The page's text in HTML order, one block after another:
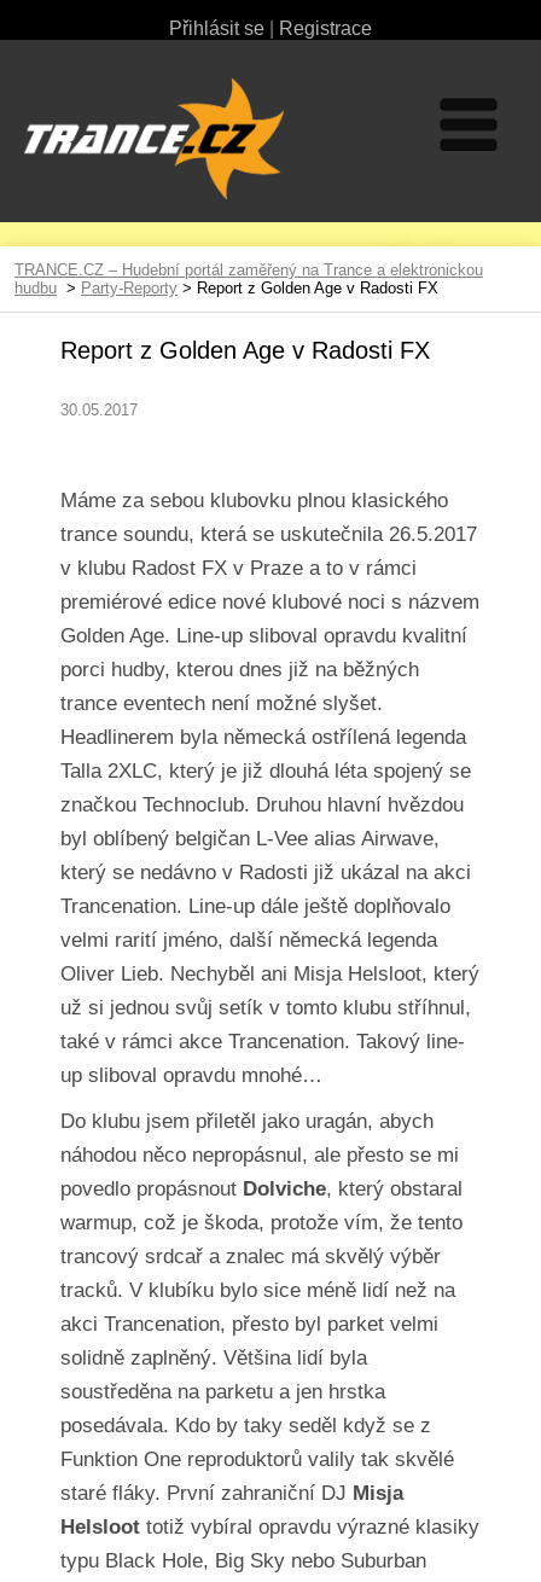
Přihlásit se Registrace
TRANCE.CZ – Hudební portál zaměřený na Trance a elektronickou
hudbu > Party-Reporty > Report z Golden Age v Radosti FX
Report z Golden Age v Radosti FX
30.05.2017
Máme za sebou klubovku plnou klasického
trance soundu, která se uskutečnila 26.5.2017
v klubu Radost FX v Praze a to v rámci
premiérové edice nové klubové noci s názvem
Golden Age. Line-up sliboval opravdu kvalitní
porci hudby, kterou dnes již na běžných
trance eventech není možné slyšet.
Headlinerem byla německá ostřílená legenda
Talla 2XLC, který je již dlouhá léta spojený se
značkou Technoclub. Druhou hlavní hvězdou
byl oblíbený belgičan L-Vee alias Airwave,
který se nedávno v Radosti již ukázal na akci
Trancenation. Line-up dále ještě doplňovalo
velmi rarití jméno, další německá legenda
Oliver Lieb. Nechyběl ani Misja Helsloot, který
už si jednou svůj setík v tomto klubu stříhnul,
také v rámci akce Trancenation. Takový line-
up sliboval opravdu mnohé…
Do klubu jsem přiletěl jako uragán, abych
náhodou něco nepropásnul, ale přesto se mi
povedlo propásnout Dolviche, který obstaral
warmup, což je škoda, protože vím, že tento
trancový srdcař a znalec má skvělý výběr
tracků. V klubíku bylo sice méně lidí než na
akci Trancenation, přesto byl parket velmi
solidně zaplněný. Většina lidí byla
soustředěna na parketu a jen hrstka
posedávala. Kdo by taky seděl když se z
Funktion One reproduktorů valily tak skvělé
staré fláky. První zahraniční DJ Misja
Helsloot totiž vybíral opravdu výrazné klasiky
typu Black Hole, Big Sky nebo Suburban